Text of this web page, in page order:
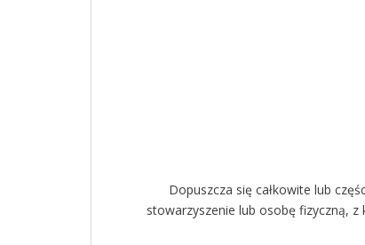
Dopuszcza się całkowite lub
stowarzyszenie lub osobę fizyczną,